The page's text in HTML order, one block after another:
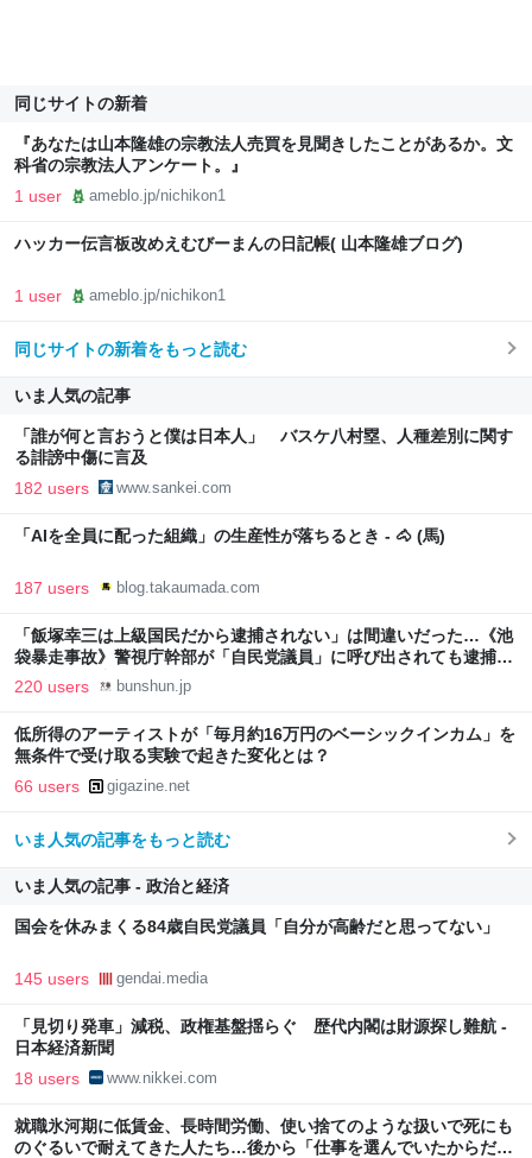
同じサイトの新着
『あなたは山本隆雄の宗教法人売買を見聞きしたことがあるか。文
科省の宗教法人アンケート。』
1 user ameblo.jp/nichikon1
ハッカー伝言板改めえむびーまんの日記帳( 山本隆雄ブログ)
1 user ameblo.jp/nichikon1
同じサイトの新着をもっと読む
いま人気の記事
「誰が何と言おうと僕は日本人」 バスケ八村塁、人種差別に関す
る誹謗中傷に言及
182 users www.sankei.com
「AIを全員に配った組織」の生産性が落ちるとき - 🐴 (馬)
187 users blog.takaumada.com
「飯塚幸三は上級国民だから逮捕されない」は間違いだった…《池
袋暴走事故》警視庁幹部が「自民党議員」に呼び出されても逮捕を
見送った理由 | 文春オンライン
220 users bunshun.jp
低所得のアーティストが「毎月約16万円のベーシックインカム」を
無条件で受け取る実験で起きた変化とは？
66 users gigazine.net
いま人気の記事をもっと読む
いま人気の記事 - 政治と経済
国会を休みまくる84歳自民党議員「自分が高齢だと思ってない」
145 users gendai.media
「見切り発車」減税、政権基盤揺らぐ 歴代内閣は財源探し難航 -
日本経済新聞
18 users www.nikkei.com
就職氷河期に低賃金、長時間労働、使い捨てのような扱いで死にも
のぐるいで耐えてきた人たち…後から「仕事を選んでいたからだ」